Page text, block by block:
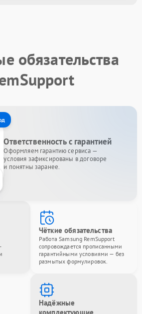
обязательства
Ответственность с гарантией
Оформляем гарантию сервиса —
условия зафиксированы в договоре
и понятны заранее.
Чёткие обязательства
Работа Samsung RemSupport
сопровождается прописанными
гарантийными условиями — без
размытых формулировок.
Надёжные
комплектующие